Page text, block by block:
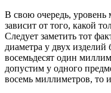
В свою очередь, уровень
зависит от того, какой
Следует заметить тот
диаметра у двух изделий
восемьдесят один
допустим у одного
восемь миллиметров, то